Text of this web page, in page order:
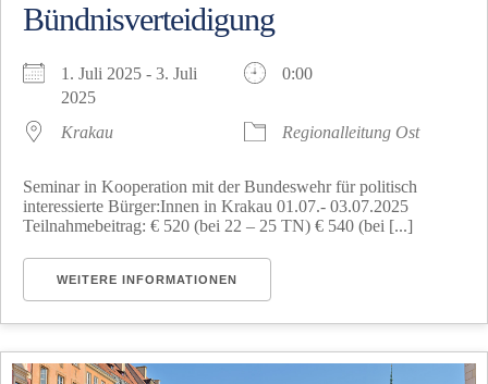
Bündnisverteidigung
1. Juli 2025 - 3. Juli
2025
0:00
Krakau Regionalleitung Ost
Seminar in Kooperation mit der Bundeswehr für politisch
interessierte Bürger:Innen in Krakau 01.07.- 03.07.2025
Teilnahmebeitrag: € 520 (bei 22 – 25 TN) € 540 (bei [...]
WEITERE INFORMATIONEN